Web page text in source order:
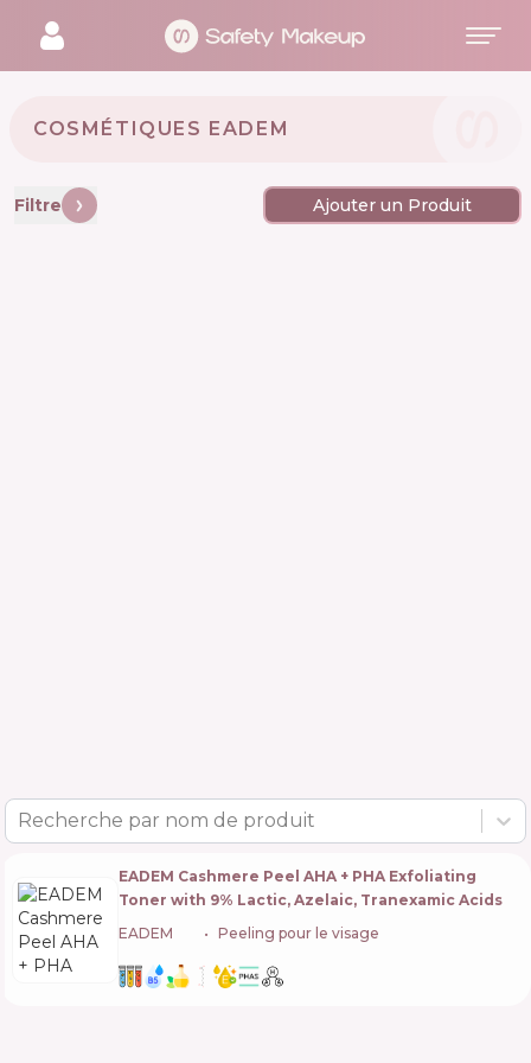
COSMÉTIQUES EADEM 🇺🇸
Filtre Ajouter un Produit
Recherche par nom de produit
EADEM Cashmere Peel AHA + PHA Exfoliating
Toner with 9% Lactic, Azelaic, Tranexamic Acids
EADEM
Peeling pour le visage